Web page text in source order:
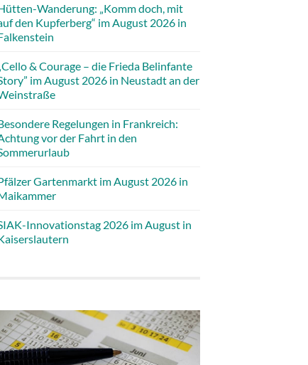
Wanderung: „Komm doch, mit
den Kupferberg“ im August 2026 in
„Cello & Courage – die Frieda Belinfante
im August 2026 in Neustadt an der
Regelungen in Frankreich:
vor der Fahrt in den
Gartenmarkt im August 2026 in
Innovationstag 2026 im August in